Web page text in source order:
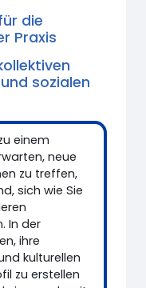
die
Praxis
sozialen
einem
neue
zu treffen,
sich wie Sie
In der
ihre
kulturellen
zu erstellen